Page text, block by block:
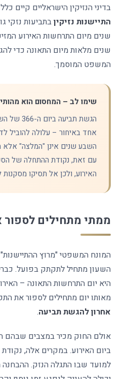
בדיני הנזיקין הישראליים קיים
התיישנות נזיקין
שנים מיום התרחשות האירוע
שנים מלאות מיום התאונה כדי
המשפט המוסמך.
שימו לב – המחסום הוא מהותי
הגשת
אחד באיחור – עלולה להוביל
השבע שנים אינן "המלצה"
עם זאת, נקודת ההתחלה של
האירוע, ולכן אל תסיקו מסקנות
ממתי מתחילים לספור
המונח המשפטי "מרוץ
השעון מתחיל לתקתק בפועל.
היא יום התרחשות התאונה –
מאותו יום מתחילים לספור את
אחרון להגשת תביעה.
אולם החוק מכיר במצבים שבהם
ביום האירוע. במקרים אלה,
למועד שבו התגלה הנזק. ההבחנה